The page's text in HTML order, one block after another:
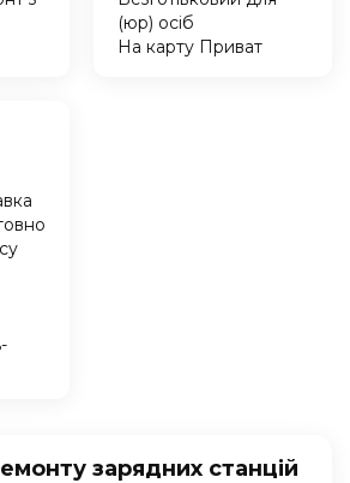
(юр) осіб
На карту Приват
зарядних станцій